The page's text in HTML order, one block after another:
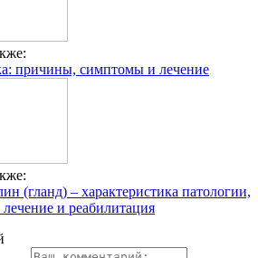
причины, симптомы и лечение
(гланд) – характеристика патологии,
и реабилитация